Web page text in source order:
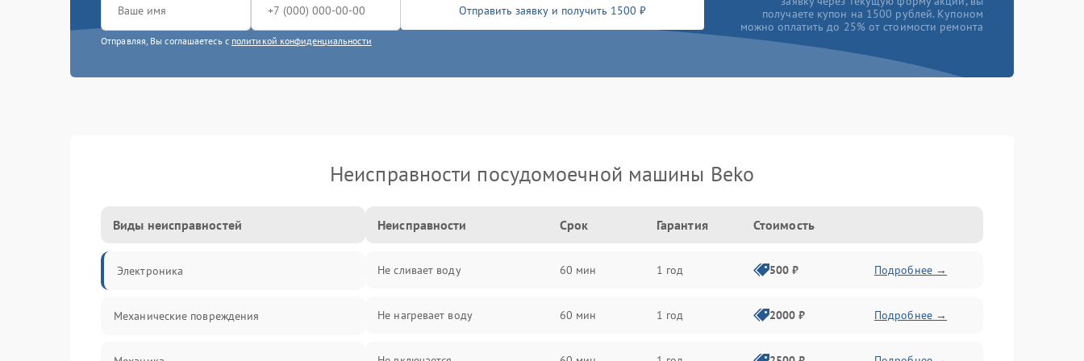
Отправить заявку и получить 1500 ₽
Отправляя, Вы соглашаетесь с политикой конфиденциальности
получаете купон на 1500 рублей. Купоном
можно оплатить до 25% от стоимости ремонта
Неисправности посудомоечной машины Beko
Виды неисправностей
Электроника
Механические повреждения
Неисправности Срок Гарантия Стоимость
Не сливает воду 60 мин 1 год 500 ₽ Подробнее →
Не нагревает воду 60 мин 1 год 2000 ₽ Подробнее →